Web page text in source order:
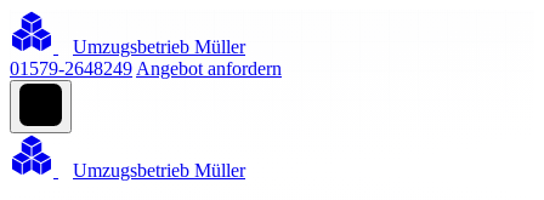
Umzugsbetrieb Müller
01579-2648249 Angebot anfordern
Umzugsbetrieb Müller